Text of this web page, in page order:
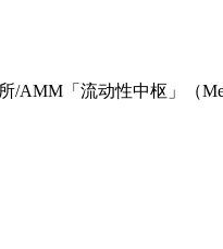
/AMM「流动性中枢」